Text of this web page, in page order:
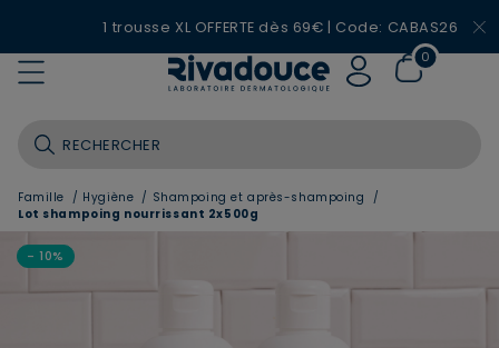
1 trousse XL OFFERTE dès 69€ | Code: CABAS26
0
Famille / Hygiène / Shampoing et après-shampoing
/
Lot shampoing nourrissant 2x500g
- 10%